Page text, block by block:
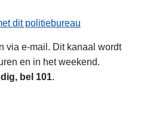
dit politiebureau
via e-mail. Dit kanaal wordt
en in het weekend.
bel 101.